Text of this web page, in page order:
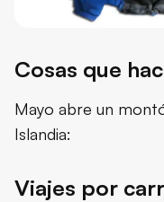
Cosas que
Mayo abre un
Islandia:
Viajes por